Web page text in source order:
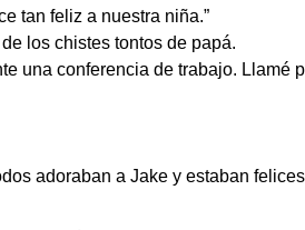
tan feliz a nuestra niña.”
los chistes tontos de papá.
una conferencia de trabajo. Llamé
adoraban a Jake y estaban